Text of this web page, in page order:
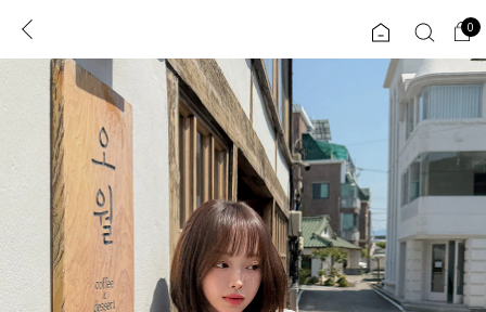
로그인 0
ENG
콘텐츠 리뷰 & 혜택 플러스핏 회원혜택
CATEGORY COMMUNITY
도착보장⚡ ALL
0